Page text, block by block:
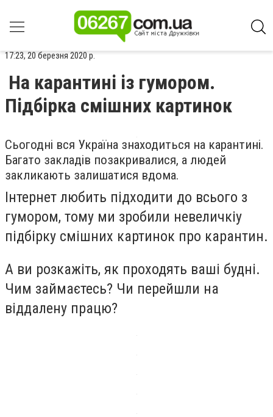
17:23, 20 березня 2020 р.
На карантині із гумором.
Підбірка смішних картинок
Сьогодні вся Україна знаходиться на карантині.
Багато закладів позакривалися, а людей
закликають залишатися вдома.
Інтернет любить підходити до всього з
гумором, тому ми зробили невеличкіу
підбірку смішних картинок про карантин.
А ви розкажіть, як проходять ваші будні.
Чим займаєтесь? Чи перейшли на
віддалену працю?